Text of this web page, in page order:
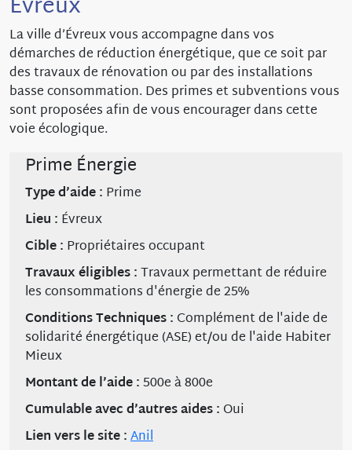
La ville d’Évreux vous accompagne dans vos
démarches de réduction énergétique, que ce soit par
des travaux de rénovation ou par des installations
basse consommation. Des primes et subventions vous
sont proposées afin de vous encourager dans cette
voie écologique.
Prime Énergie
Type d’aide : Prime
Lieu : Évreux
Cible : Propriétaires occupant
Travaux éligibles :Travaux permettant de réduire
les consommations d'énergie de 25%
Conditions Techniques : Complément de l'aide de
solidarité énergétique (ASE) et/ou de l'aide Habiter
Mieux
Montant de l’aide :500e à 800e
Cumulable avec d’autres aides : Oui
Lien vers le site :Anil